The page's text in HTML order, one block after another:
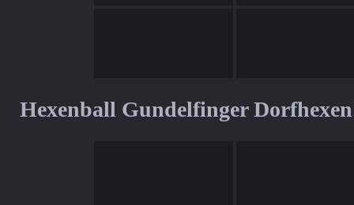
Hexenball Gundelfinger Dorfhexen